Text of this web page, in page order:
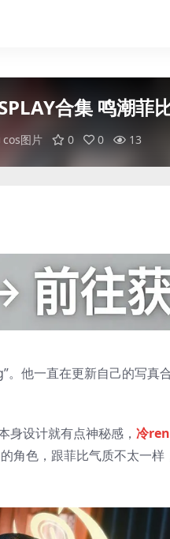
合集 鸣潮菲
cos图片 0 0 13
他一直在更新自己的写真
身设计就有点神秘感， 冷
角色，跟菲比气质不太一